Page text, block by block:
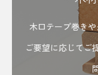
木口テープ巻きや
ご要望に応じてご